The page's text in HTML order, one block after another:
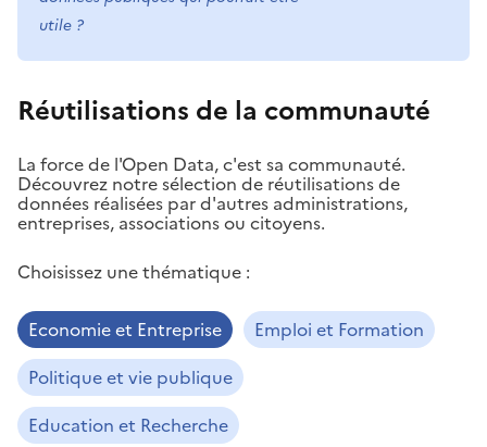
utile ?
Réutilisations de la communauté
La force de l'Open Data, c'est sa communauté.
Découvrez notre sélection de réutilisations de
données réalisées par d'autres administrations,
entreprises, associations ou citoyens.
Choisissez une thématique :
Economie et Entreprise
Emploi et Formation
Politique et vie publique
Education et Recherche